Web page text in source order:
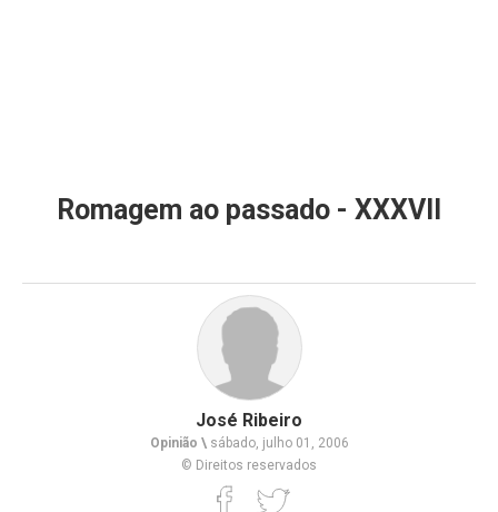
Romagem ao passado - XXXVII
José Ribeiro
Opinião \sábado, julho 01, 2006
© Direitos reservados